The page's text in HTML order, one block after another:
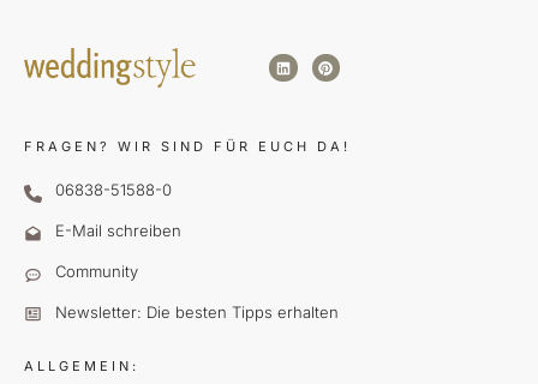
FRAGEN? WIR SIND FÜR EUCH DA!
06838-51588-0
E-Mail schreiben
Community
Newsletter: Die besten Tipps erhalten
ALLGEMEIN: